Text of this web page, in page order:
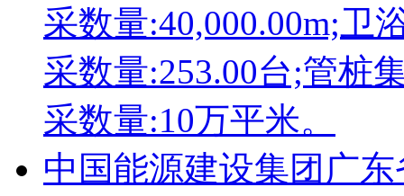
采数量:40,000.00m;卫
采数量:253.00台;管桩
采数量:10万平米。
中国能源建设集团广